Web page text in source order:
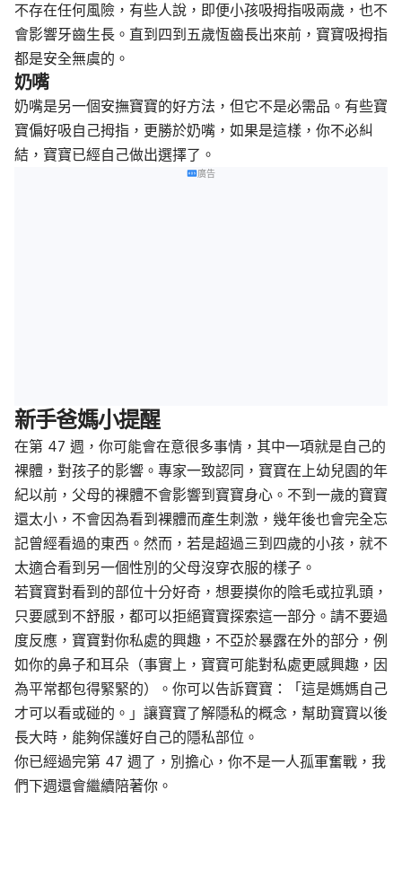
不存在任何風險，有些人說，即便小孩吸拇指吸兩歲，也不
會影響牙齒生長。直到四到五歲恆齒長出來前，寶寶吸拇指
都是安全無虞的。
奶嘴
奶嘴是另一個安撫寶寶的好方法，但它不是必需品。有些寶
寶偏好吸自己拇指，更勝於奶嘴，如果是這樣，你不必糾
結，寶寶已經自己做出選擇了。
廣告
新手爸媽小提醒
在第 47 週，你可能會在意很多事情，其中一項就是自己的
裸體，對孩子的影響。專家一致認同，寶寶在上幼兒園的年
紀以前，父母的裸體不會影響到寶寶身心。不到一歲的寶寶
還太小，不會因為看到裸體而產生刺激，幾年後也會完全忘
記曾經看過的東西。然而，若是超過三到四歲的小孩，就不
太適合看到另一個性別的父母沒穿衣服的樣子。
若寶寶對看到的部位十分好奇，想要摸你的陰毛或拉乳頭，
只要感到不舒服，都可以拒絕寶寶探索這一部分。請不要過
度反應，寶寶對你私處的興趣，不亞於暴露在外的部分，例
如你的鼻子和耳朵（事實上，寶寶可能對私處更感興趣，因
為平常都包得緊緊的）。你可以告訴寶寶 ：「這是媽媽自己
才可以看或碰的。」讓寶寶了解隱私的概念，幫助寶寶以後
長大時，能夠保護好自己的隱私部位。
你已經過完第 47 週了，別擔心，你不是一人孤軍奮戰，我
們下週還會繼續陪著你。